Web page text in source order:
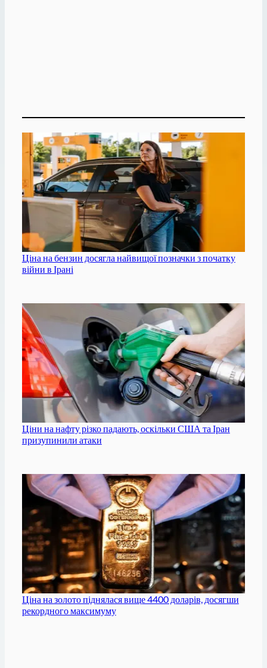
Ціна на бензин досягла найвищої позначки з початку
війни в Ірані
Ціни на нафту різко падають, оскільки США та Іран
призупинили атаки
Ціна на золото піднялася вище 4400 доларів, досягши
рекордного максимуму